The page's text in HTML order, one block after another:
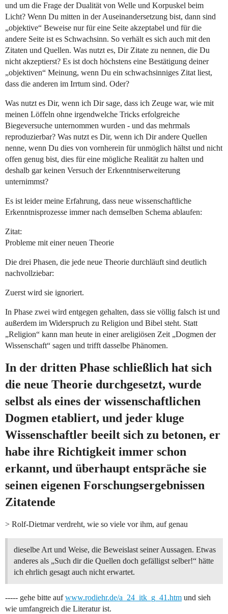
und um die Frage der Dualität von Welle und Korpuskel beim
Licht? Wenn Du mitten in der Auseinandersetzung bist, dann sind
„objektive“ Beweise nur für eine Seite akzeptabel und für die
andere Seite ist es Schwachsinn. So verhält es sich auch mit den
Zitaten und Quellen. Was nutzt es, Dir Zitate zu nennen, die Du
nicht akzeptierst? Es ist doch höchstens eine Bestätigung deiner
„objektiven“ Meinung, wenn Du ein schwachsinniges Zitat liest,
dass die anderen im Irrtum sind. Oder?
Was nutzt es Dir, wenn ich Dir sage, dass ich Zeuge war, wie mit
meinen Löffeln ohne irgendwelche Tricks erfolgreiche
Biegeversuche unternommen wurden - und das mehrmals
reproduzierbar? Was nutzt es Dir, wenn ich Dir andere Quellen
nenne, wenn Du dies von vornherein für unmöglich hältst und nicht
offen genug bist, dies für eine mögliche Realität zu halten und
deshalb gar keinen Versuch der Erkenntniserweiterung
unternimmst?
Es ist leider meine Erfahrung, dass neue wissenschaftliche
Erkenntnisprozesse immer nach demselben Schema ablaufen:
Zitat:
Probleme mit einer neuen Theorie
Die drei Phasen, die jede neue Theorie durchläuft sind deutlich
nachvollziebar:
Zuerst wird sie ignoriert.
In Phase zwei wird entgegen gehalten, dass sie völlig falsch ist und
außerdem im Widerspruch zu Religion und Bibel steht. Statt
„Religion“ kann man heute in einer areligiösen Zeit „Dogmen der
Wissenschaft“ sagen und trifft dasselbe Phänomen.
In der dritten Phase schließlich hat sich
die neue Theorie durchgesetzt, wurde
selbst als eines der wissenschaftlichen
Dogmen etabliert, und jeder kluge
Wissenschaftler beeilt sich zu betonen, er
habe ihre Richtigkeit immer schon
erkannt, und überhaupt entspräche sie
seinen eigenen Forschungsergebnissen
Zitatende
> Rolf-Dietmar verdreht, wie so viele vor ihm, auf genau
dieselbe Art und Weise, die Beweislast seiner Aussagen. Etwas
anderes als „Such dir die Quellen doch gefälligst selber!“ hätte
ich ehrlich gesagt auch nicht erwartet.
----- gehe bitte aufwww.rodiehr.de/a_24_itk_g_41.htm und sieh
wie umfangreich die Literatur ist.